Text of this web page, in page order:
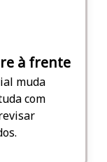
à frente
muda
com